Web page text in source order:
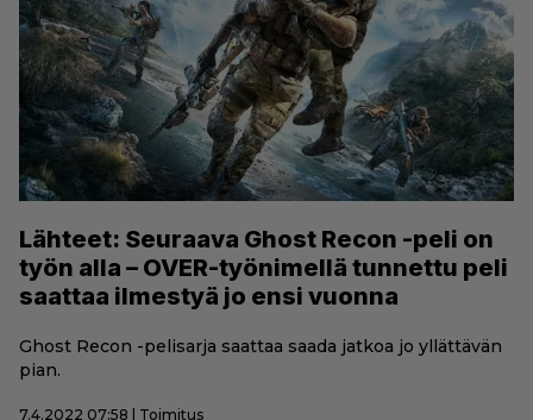
Lähteet: Seuraava Ghost Recon -peli on
työn alla – OVER-työnimellä tunnettu peli
saattaa ilmestyä jo ensi vuonna
Ghost Recon -pelisarja saattaa saada jatkoa jo yllättävän
pian.
7.4.2022 07:58 | Toimitus